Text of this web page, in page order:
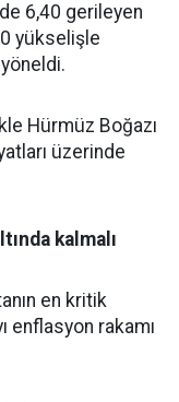
6,40 gerileyen
yükselişle
Hürmüz Boğazı
üzerinde
kalmalı
en kritik
enflasyon rakamı